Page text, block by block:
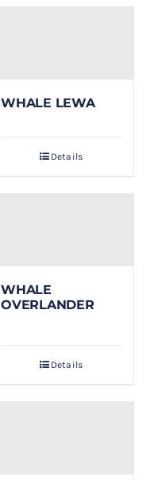
WHALE LEWA
Details
WHALE
OVERLANDER
Details